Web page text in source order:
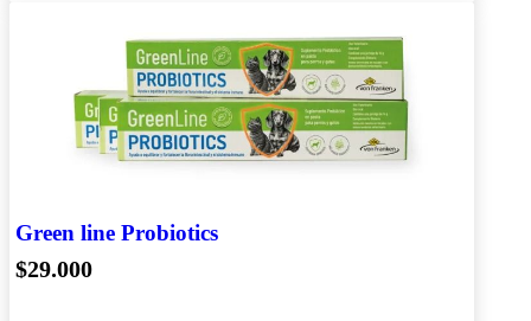
Green line Probiotics
$29.000